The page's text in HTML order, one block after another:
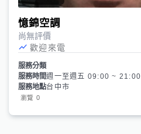
憶錦空調
尚無評價
歡迎來電
服務分類
服務時間週一至週五 09:00 ~ 21:00
服務地點台中市
瀏覽 0